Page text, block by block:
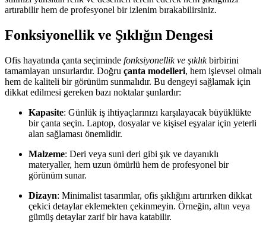
artırabilir hem de profesyonel bir izlenim bırakabilirsiniz.
Fonksiyonellik ve Şıklığın Dengesi
Ofis hayatında çanta seçiminde fonksiyonellik ve şıklıkbirbirini
tamamlayan unsurlardır. Doğru çanta modelleri, hem işlevsel olmalı
hem de kaliteli bir görünüm sunmalıdır. Bu dengeyi sağlamak için
dikkat edilmesi gereken bazı noktalar şunlardır:
Kapasite: Günlük iş ihtiyaçlarınızı karşılayacak büyüklükte
bir çanta seçin. Laptop, dosyalar ve kişisel eşyalar için yeterli
alan sağlaması önemlidir.
Malzeme: Deri veya suni deri gibi şık ve dayanıklı
materyaller, hem uzun ömürlü hem de profesyonel bir
görünüm sunar.
Dizayn: Minimalist tasarımlar, ofis şıklığını artırırken dikkat
çekici detaylar eklemekten çekinmeyin. Örneğin, altın veya
gümüş detaylar zarif bir hava katabilir.